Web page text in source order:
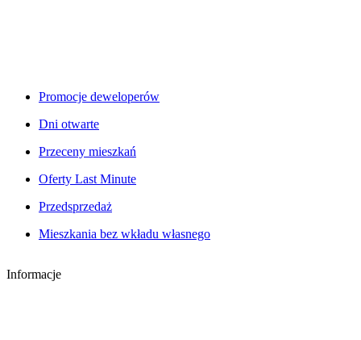
Promocje deweloperów
Dni otwarte
Przeceny mieszkań
Oferty Last Minute
Przedsprzedaż
Mieszkania bez wkładu własnego
Informacje